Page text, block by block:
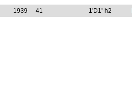
1939 41 1'D1'-h2